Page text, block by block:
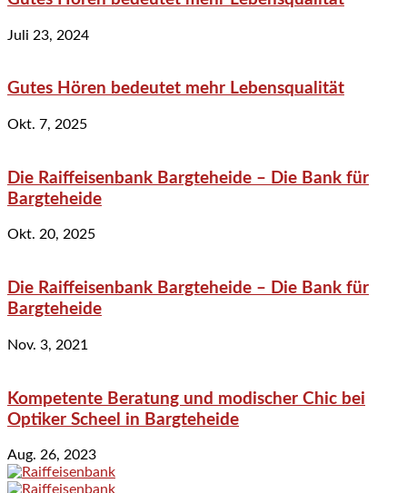
Juli 23, 2024
Gutes Hören bedeutet mehr Lebensqualität
Okt. 7, 2025
Die Raiffeisenbank Bargteheide – Die Bank für
Bargteheide
Okt. 20, 2025
Die Raiffeisenbank Bargteheide – Die Bank für
Bargteheide
Nov. 3, 2021
Kompetente Beratung und modischer Chic bei
Optiker Scheel in Bargteheide
Aug. 26, 2023